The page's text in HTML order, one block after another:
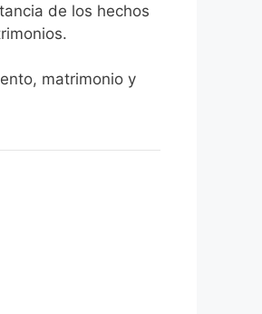
de los hechos
matrimonio y